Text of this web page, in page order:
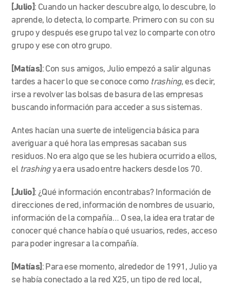
[Julio]: Cuando un hacker descubre algo, lo descubre, lo
aprende, lo detecta, lo comparte. Primero con su con su
grupo y después ese grupo tal vez lo comparte con otro
grupo y ese con otro grupo.
[Matías] : Con sus amigos, Julio empezó a salir algunas
tardes a hacer lo que se conoce como trashing, es decir,
irse a revolver las bolsas de basura de las empresas
buscando información para acceder a sus sistemas.
Antes hacían una suerte de inteligencia básica para
averiguar a qué hora las empresas sacaban sus
residuos. No era algo que se les hubiera ocurrido a ellos,
el trashingya era usado entre hackers desde los 70.
[Julio]: ¿Qué información encontrabas? Información de
direcciones de red, información de nombres de usuario,
información de la compañía… O sea, la idea era tratar de
conocer qué chance había o qué usuarios, redes, acceso
para poder ingresar a la compañía.
[Matías] : Para ese momento, alrededor de 1991, Julio ya
se había conectadoa la red X25, un tipo de red local,